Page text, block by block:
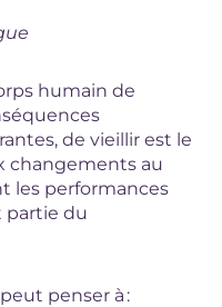
humain de
de vieillir est le
changements au
les performances
partie du
penser à :